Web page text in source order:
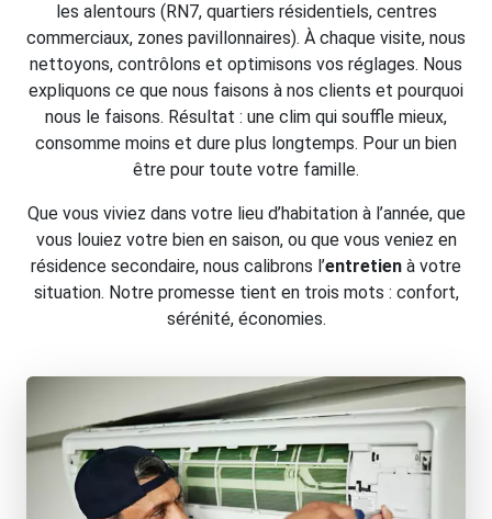
les alentours (RN7, quartiers résidentiels, centres
commerciaux, zones pavillonnaires). À chaque visite, nous
nettoyons, contrôlons et optimisons vos réglages. Nous
expliquons ce que nous faisons à nos clients et pourquoi
nous le faisons. Résultat : une clim qui souffle mieux,
consomme moins et dure plus longtemps. Pour un bien
être pour toute votre famille.
Que vous viviez dans votre lieu d’habitation à l’année, que
vous louiez votre bien en saison, ou que vous veniez en
résidence secondaire, nous calibrons l’entretien à votre
situation. Notre promesse tient en trois mots : confort,
sérénité, économies.